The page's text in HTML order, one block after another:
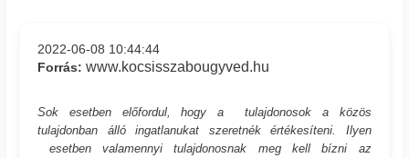
2022-06-08 10:44:44
Forrás:www.kocsisszabougyved.hu
Sok esetben előfordul, hogy a tulajdonosok a közös
tulajdonban álló ingatlanukat szeretnék értékesíteni. Ilyen
esetben valamennyi tulajdonosnak meg kell bízni az